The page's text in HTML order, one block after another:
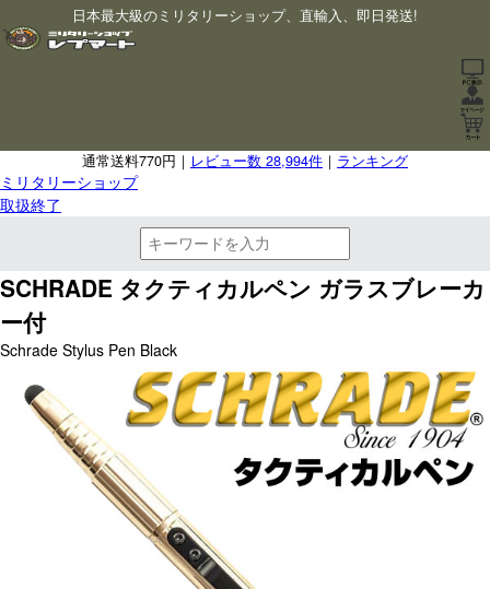
日本最大級のミリタリーショップ、直輸入、即日発送!
通常送料770円｜ レビュー数 28,994件 ｜ ランキング
ミリタリーショップ
取扱終了
SCHRADE タクティカルペン ガラスブレーカ
ー付
Schrade Stylus Pen Black